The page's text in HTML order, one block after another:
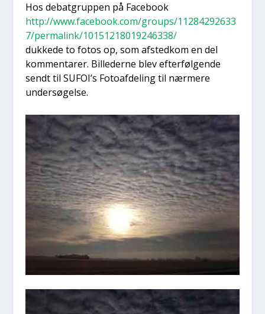
Hos debat­grup­pen på Face­book
http://www.facebook.com/groups/11284292633
7/permalink/10151218019246338/
duk­ke­de to fotos op, som afsted­kom en del
kom­men­ta­rer. Bil­le­der­ne blev efter­føl­gen­de
sendt til SUFOI’s Foto­af­de­ling til nær­me­re
under­sø­gel­se.